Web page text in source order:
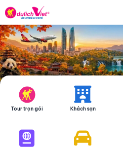
Tour trọn gói Khách sạn